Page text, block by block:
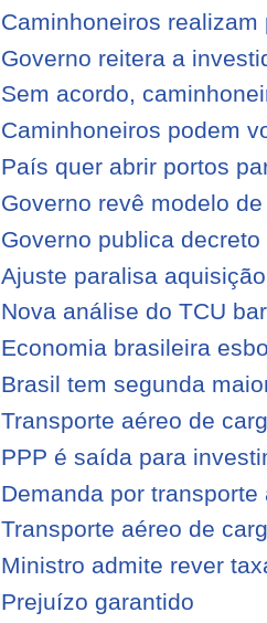
Caminhoneiros
Governo reitera a
Sem acordo,
Caminhoneiros podem
País quer abrir portos
Governo revê modelo
Governo publica
Ajuste paralisa
Nova análise do TCU
Economia brasileira
Brasil tem segunda
Transporte aéreo de
PPP é saída para
Demanda por
Transporte aéreo de
Ministro admite rever
Prejuízo garantido